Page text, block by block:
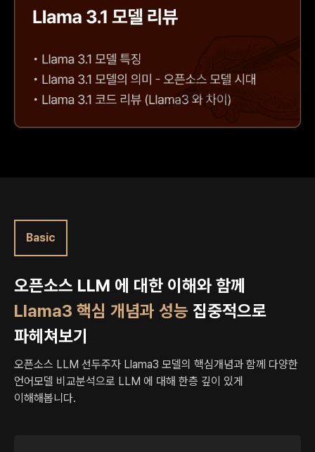
Basic
오픈소스 LLM 에 대한 이해와 함께
Llama3 핵심 개념과 성능 집중적으로
파헤쳐보기
오픈소스 LLM 선두주자 Llama3 모델의 핵심개념과 함께 다양한
언어모델 비교분석으로 LLM 에 대해 한층 깊이 있게
이해해봅니다.